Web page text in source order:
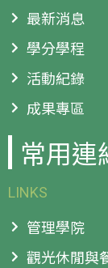
最新消息
學分學程
活動紀錄
成果專區
常用連
LINKS
管理學院
觀光休閒與